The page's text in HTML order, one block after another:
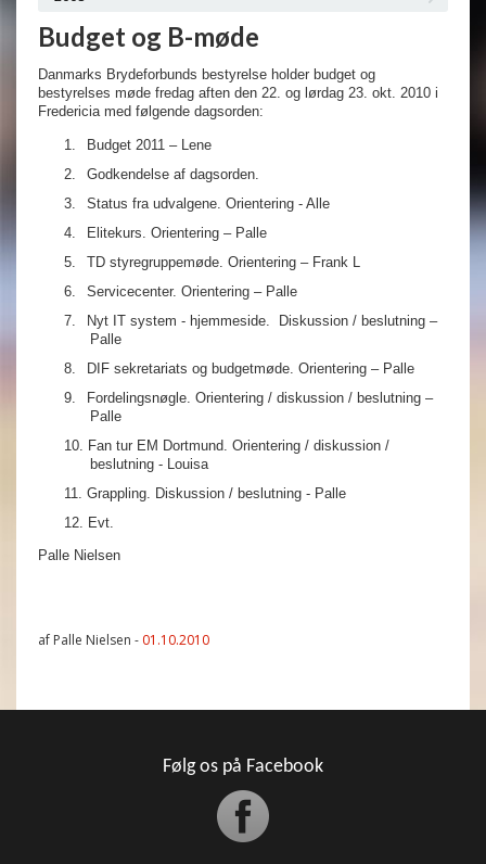
Budget og B-møde
Danmarks Brydeforbunds bestyrelse holder budget og
bestyrelses møde fredag aften den 22. og lørdag 23. okt. 2010 i
Fredericia med følgende dagsorden:
1.
Budget 2011 – Lene
2.
Godkendelse af dagsorden.
3.
Status fra udvalgene. Orientering - Alle
4.
Elitekurs. Orientering – Palle
5.
TD styregruppemøde. Orientering – Frank L
6.
Servicecenter. Orientering – Palle
7.
Nyt IT system - hjemmeside.
Diskussion / beslutning –
Palle
8.
DIF sekretariats og budgetmøde. Orientering – Palle
9.
Fordelingsnøgle. Orientering / diskussion / beslutning –
Palle
10. Fan tur EM Dortmund. Orientering / diskussion /
beslutning - Louisa
11.
Grappling. Diskussion / beslutning - Palle
12. Evt.
Palle Nielsen
af Palle Nielsen - 01.10.2010
Følg os på Facebook